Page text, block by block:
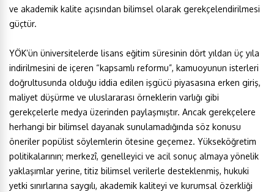
ve akademik kalite açısından bilimsel olarak gerekçelendirilmesi
güçtür.
YÖK’ün üniversitelerde lisans eğitim süresinin dört yıldan üç yıla
indirilmesini de içeren “kapsamlı reformu”, kamuoyunun isterleri
doğrultusunda olduğu iddia edilen işgücü piyasasına erken giriş,
maliyet düşürme ve uluslararası örneklerin varlığı gibi
gerekçelerle medya üzerinden paylaşmıştır. Ancak gerekçelere
herhangi bir bilimsel dayanak sunulamadığında söz konusu
öneriler popülist söylemlerin ötesine geçemez. Yükseköğretim
politikalarının; merkezî, genelleyici ve acil sonuç almaya yönelik
yaklaşımlar yerine, titiz bilimsel verilerle desteklenmiş, hukuki
yetki sınırlarına saygılı, akademik kaliteyi ve kurumsal özerkliği